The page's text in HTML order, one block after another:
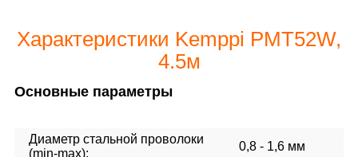
Характеристики Kemppi PMT52W,
4.5м
Основные параметры
Диаметр стальной проволоки
(min-max):
0,8 - 1,6 мм